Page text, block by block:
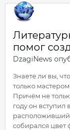
помог
DzagiNews
Знаете ли вы,
только
Причём не
году он вступил
собирался